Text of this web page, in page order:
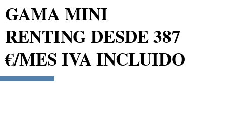
GAMA MINI
RENTING DESDE 387
€/MES IVA INCLUIDO